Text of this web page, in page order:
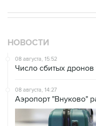
НОВОСТИ
08 августа, 15:52
Число сбитых
08 августа, 14:27
Аэропорт "Внуково"